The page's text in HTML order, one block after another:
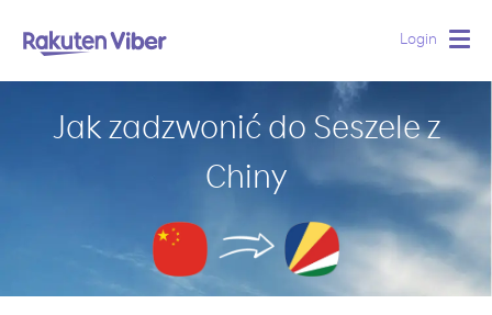
Login
Jak zadzwonić do Seszele z
Chiny